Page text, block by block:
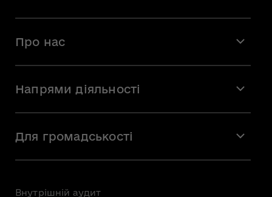
Про нас
Команда
Вакансії
Напрями діяльності
Мистецька освіта
Для громадськості
Внутрішній аудит